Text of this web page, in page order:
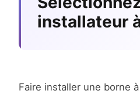
installateur
Faire installer une borne à